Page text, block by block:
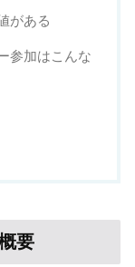
がある
参加はこんな
要